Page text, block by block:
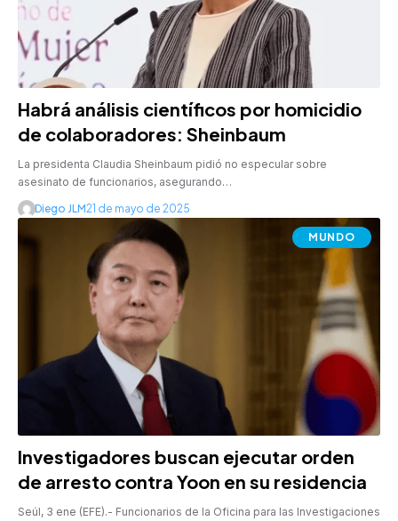
Habrá análisis científicos por homicidio
de colaboradores: Sheinbaum
La presidenta Claudia Sheinbaum pidió no especular sobre
asesinato de funcionarios, asegurando…
Diego JLM21 de mayo de 2025
MUNDO
Investigadores buscan ejecutar orden
de arresto contra Yoon en su residencia
Seúl, 3 ene (EFE).- Funcionarios de la Oficina para las Investigaciones